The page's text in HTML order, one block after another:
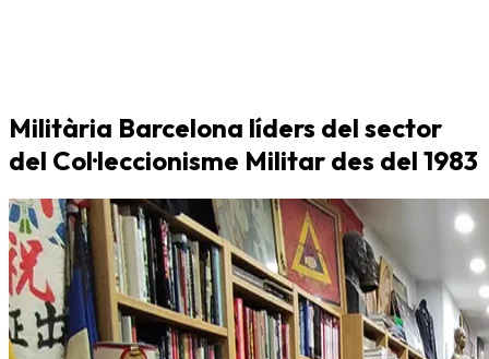
Militària Barcelona líders del sector
del Col·leccionisme Militar des del 1983